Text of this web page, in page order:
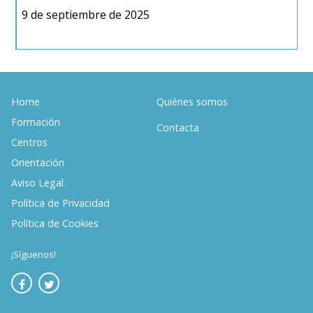
9 de septiembre de 2025
Home
Formación
Centros
Orientación
Aviso Legal
Política de Privacidad
Política de Cookies
Quiénes somos
Contacta
¡Síguenos!